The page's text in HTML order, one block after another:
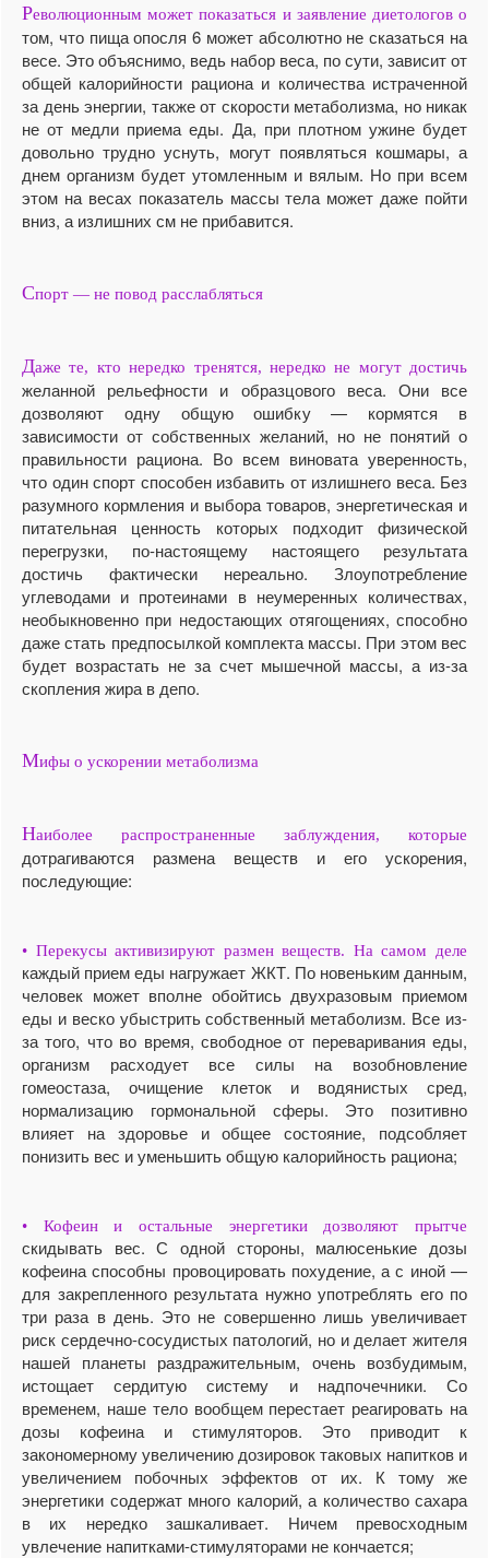
Революционным может показаться и заявление диетологов о
том, что пища опосля 6 может абсолютно не сказаться на
весе. Это объяснимо, ведь набор веса, по сути, зависит от
общей калорийности рациона и количества истраченной
за день энергии, также от скорости метаболизма, но никак
не от медли приема еды. Да, при плотном ужине будет
довольно трудно уснуть, могут появляться кошмары, а
днем организм будет утомленным и вялым. Но при всем
этом на весах показатель массы тела может даже пойти
вниз, а излишних см не прибавится.
Спорт — не повод расслабляться
Даже те, кто нередко тренятся, нередко не могут достичь
желанной рельефности и образцового веса. Они все
дозволяют одну общую ошибку — кормятся в
зависимости от собственных желаний, но не понятий о
правильности рациона. Во всем виновата уверенность,
что один спорт способен избавить от излишнего веса. Без
разумного кормления и выбора товаров, энергетическая и
питательная ценность которых подходит физической
перегрузки, по-настоящему настоящего результата
достичь фактически нереально. Злоупотребление
углеводами и протеинами в неумеренных количествах,
необыкновенно при недостающих отягощениях, способно
даже стать предпосылкой комплекта массы. При этом вес
будет возрастать не за счет мышечной массы, а из-за
скопления жира в депо.
Мифы о ускорении метаболизма
Наиболее распространенные заблуждения, которые
дотрагиваются размена веществ и его ускорения,
последующие:
• Перекусы активизируют размен веществ. На самом деле
каждый прием еды нагружает ЖКТ. По новеньким данным,
человек может вполне обойтись двухразовым приемом
еды и веско убыстрить собственный метаболизм. Все из-
за того, что во время, свободное от переваривания еды,
организм расходует все силы на возобновление
гомеостаза, очищение клеток и водянистых сред,
нормализацию гормональной сферы. Это позитивно
влияет на здоровье и общее состояние, подсобляет
понизить вес и уменьшить общую калорийность рациона;
• Кофеин и остальные энергетики дозволяют прытче
скидывать вес. С одной стороны, малюсенькие дозы
кофеина способны провоцировать похудение, а с иной —
для закрепленного результата нужно употреблять его по
три раза в день. Это не совершенно лишь увеличивает
риск сердечно-сосудистых патологий, но и делает жителя
нашей планеты раздражительным, очень возбудимым,
истощает сердитую систему и надпочечники. Со
временем, наше тело вообщем перестает реагировать на
дозы кофеина и стимуляторов. Это приводит к
закономерному увеличению дозировок таковых напитков и
увеличением побочных эффектов от их. К тому же
энергетики содержат много калорий, а количество сахара
в их нередко зашкаливает. Ничем превосходным
увлечение напитками-стимуляторами не кончается;